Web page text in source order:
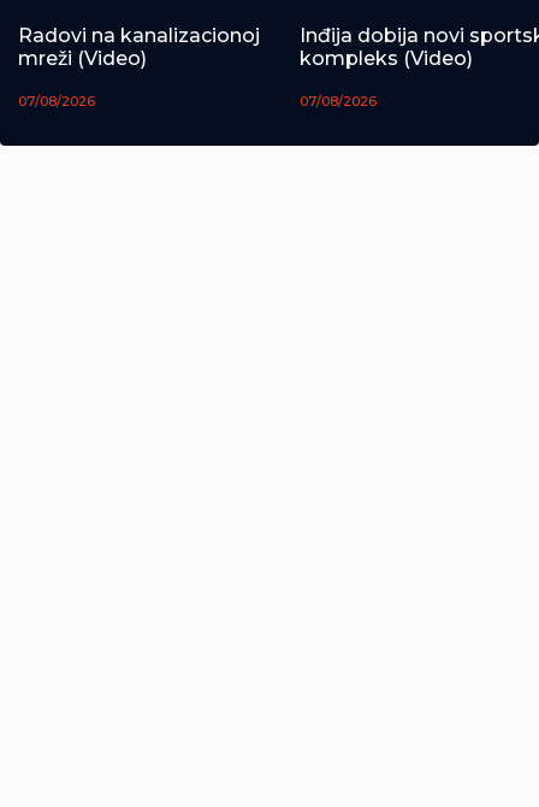
Radovi na kanalizacionoj
mreži (Video)
07/08/2026
Inđija dobija novi
kompleks (Video)
07/08/2026